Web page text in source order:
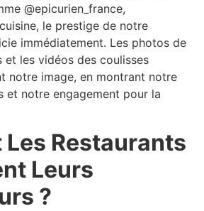
@epicurien_france,
le prestige de notre
immédiatement. Les photos de
et les vidéos des coulisses
notre image, en montrant notre
et notre engagement pour la
Restaurants
Leurs
?